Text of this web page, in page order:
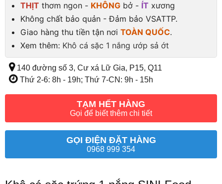
THỊT thơm ngon - KHÔNG bở - ÍT xương
Không chất bảo quản - Đảm bảo VSATTP.
Giao hàng thu tiền tận nơi TOÀN QUỐC.
Xem thêm: Khô cá sặc 1 nắng ướp sả ớt
140 đường số 3, Cư xá Lữ Gia, P15, Q11
Thứ 2-6: 8h - 19h; Thứ 7-CN: 9h - 15h
TẠM HẾT HÀNG
Gọi để biết thêm chi tiết
GỌI ĐIỆN ĐẶT HÀNG
0968 999 354